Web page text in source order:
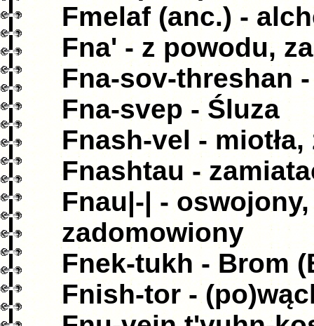
Fmelaf (anc.) -
Fna' - z powodu,
Fna-sov-threshan
Fna-svep - Śluza
Fnash-vel -
Fnashtau -
Fnau|-| -
zadomowiony
Fnek-tukh - Brom
Fnish-tor -